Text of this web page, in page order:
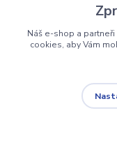
Náš e-shop a
cookies, aby Vám